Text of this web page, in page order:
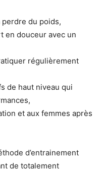
du poids,
en douceur avec un
régulièrement
de haut niveau qui
et aux femmes après
d’entrainement
de totalement